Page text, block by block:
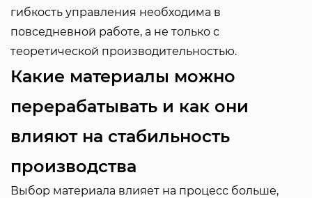
гибкость управления необходима в
повседневной работе, а не только с
теоретической производительностью.
Какие материалы можно
перерабатывать и как они
влияют на стабильность
производства
Выбор материала влияет на процесс больше,